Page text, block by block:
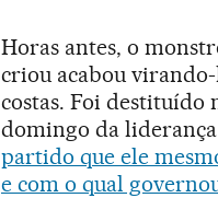
Horas antes, o
criou acabou
costas. Foi destituído
domingo da
partido que ele
e com o qual